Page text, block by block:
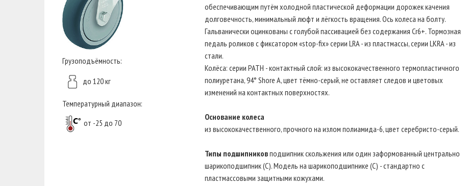
Грузоподъёмность:
до 120 кг
Температурный диапазон:
от -25 до 70
обеспечивающим путём холодной пластической деформации дорожек качения
долговечность, минимальный люфт и лёгкость вращения. Ось колеса на болту.
Гальванически оцинкованы с голубой пассивацией без содержания Cr6+. Тормозная
педаль роликов с фиксатором «stop-fix» серии LRA - из пластмассы, серии LKRA - из
стали.
Колёса: серии PATH - контактный слой: из высококачественного термопластичного
полиуретана, 94° Shore A, цвет тёмно-серый, не оставляет следов и цветовых
изменений на контактных поверхностях.
Основание колеса
из высококачественного, прочного на излом полиамида-6, цвет серебристо-серый.
Типы подшипниковподшипник скольжения или один заформованный центрально
шарикоподшипник (C). Модель на шарикоподшипнике (C) - стандартно с
пластмассовыми защитными кожухами.